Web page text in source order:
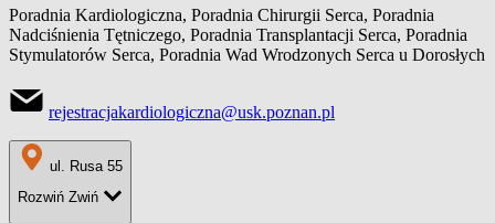
Poradnia Kardiologiczna, Poradnia Chirurgii Serca, Poradnia
Nadciśnienia Tętniczego, Poradnia Transplantacji Serca, Poradnia
Stymulatorów Serca, Poradnia Wad Wrodzonych Serca u Dorosłych
rejestracjakardiologiczna@usk.poznan.pl
ul. Rusa 55
Rozwiń Zwiń